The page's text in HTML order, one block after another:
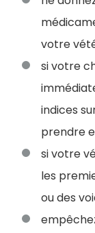
votre
si votre
indices
prendre
si votre
les
ou des